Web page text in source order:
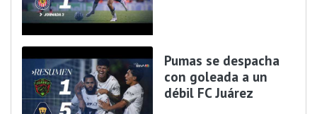
Pumas se despacha
con goleada a un
débil FC Juárez